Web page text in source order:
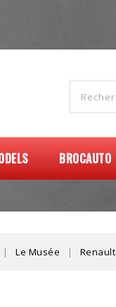
BROCAUTO
Le Musée Renault